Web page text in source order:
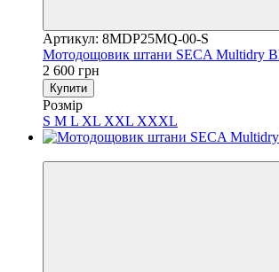
Артикул: 8MDP25MQ-00-S
Мотодощовик штани SECA Multidry
2 600 грн
Купити
Розмір
S M L XL XXL XXXL